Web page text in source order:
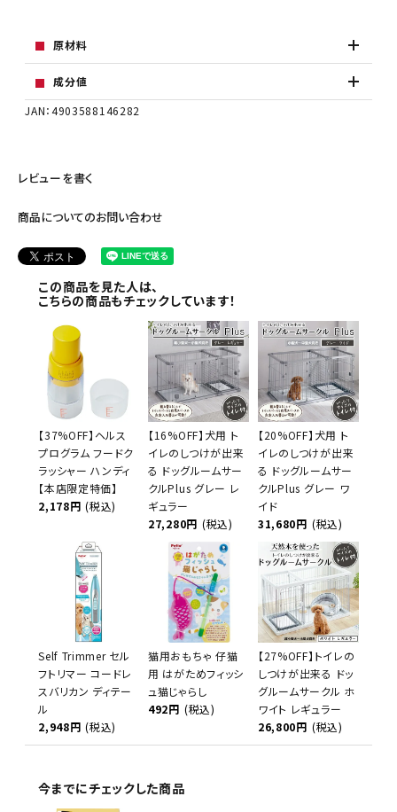
原材料
成分値
JAN：4903588146282
レビューを書く
商品についてのお問い合わせ
この商品を見た人は、
こちらの商品もチェックしています！
【37%OFF】ヘルス
プログラム フードク
ラッシャー ハンディ
【本店限定特価】
2,178円 (税込)
【16%OFF】犬用 ト
イレのしつけが出来
る ドッグルームサー
クルPlus グレー レ
ギュラー
27,280円 (税込)
【20%OFF】犬用 ト
イレのしつけが出来
る ドッグルームサー
クルPlus グレー ワ
イド
31,680円 (税込)
Self Trimmer セル
フトリマー コードレ
スバリカン ディテー
ル
2,948円 (税込)
猫用おもちゃ 仔猫
用 はがためフィッシ
ュ猫じゃらし
492円 (税込)
【27%OFF】トイレの
しつけが出来る ドッ
グルームサークル ホ
ワイト レギュラー
26,800円 (税込)
今までにチェックした商品